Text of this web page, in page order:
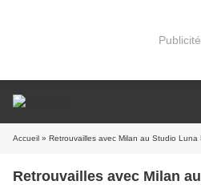
Publicité
Accueil » Retrouvailles avec Milan au Studio Luna Rossa à
Retrouvailles avec Milan